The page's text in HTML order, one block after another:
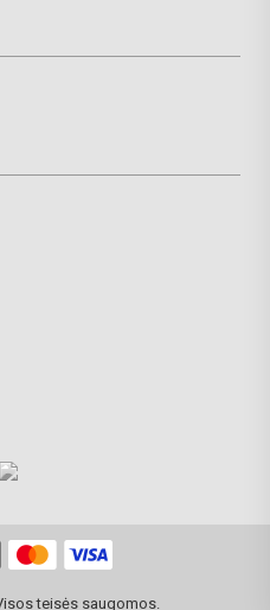
teisės saugomos.